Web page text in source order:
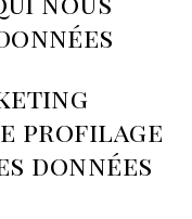
profilage
données